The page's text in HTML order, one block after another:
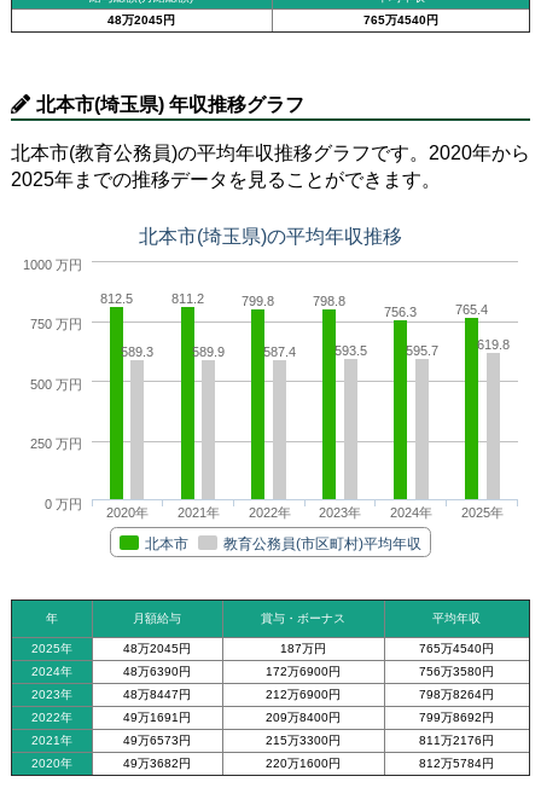
48万2045円
765万4540円
北本市(埼玉県) 年収推移グラフ
北本市(教育公務員)の平均年収推移グラフです。2020年から
2025年までの推移データを見ることができます。
北本市(埼玉県)の平均年収推移
812.5 811.2 799.8 798.8
756.3 765.4
589.3 589.9 587.4 593.5 595.7 619.8
北本市 教育公務員(市区町村)平均年収
2020年 2021年 2022年 2023年 2024年 2025年
0 万円
1000 万円
250 万円
500 万円
750 万円
年 月額給与 賞与・ボーナス 平均年収
2025年 48万2045円 187万円
765万4540円
2024年
48万6390円 172万6900円
756万3580円
2023年
48万8447円 212万6900円
798万8264円
2022年
49万1691円 209万8400円
799万8692円
2021年
49万6573円 215万3300円
811万2176円
2020年
49万3682円 220万1600円 812万5784円